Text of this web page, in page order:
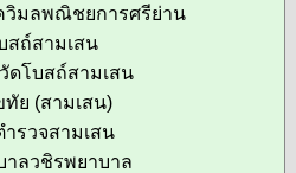
วิมลพณิชยการศรีย่าน
สถ์สามเสน
ดโบสถ์สามเสน
ทัย (สามเสน)
รวจสามเสน
าลวชิรพยาบาล